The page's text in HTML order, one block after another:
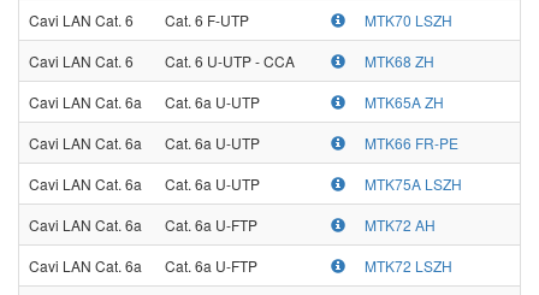
Cavi LAN Cat. 6
Cat. 6 F-UTP
MTK70 LSZH
Cavi LAN Cat. 6
Cat. 6 U-UTP - CCA
MTK68 ZH
Cavi LAN Cat. 6a
Cat. 6a U-UTP
MTK65A ZH
Cavi LAN Cat. 6a
Cat. 6a U-UTP
MTK66 FR-PE
Cavi LAN Cat. 6a
Cat. 6a U-UTP
MTK75A LSZH
Cavi LAN Cat. 6a
Cat. 6a U-FTP
MTK72 AH
Cavi LAN Cat. 6a
Cat. 6a U-FTP
MTK72 LSZH